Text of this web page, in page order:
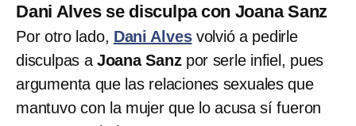
Dani Alves se disculpa con Joana Sanz
Por otro lado, Dani Alvesvolvió a pedirle
disculpas a Joana Sanzpor serle infiel, pues
argumenta que las relaciones sexuales que
mantuvo con la mujer que lo acusa sí fueron